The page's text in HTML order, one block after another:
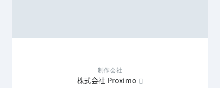
制作会社
株式会社 Proximo